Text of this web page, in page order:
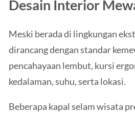
Desain Interior
Meski berada di lingkungan
dirancang dengan standar
pencahayaan lembut, kursi
kedalaman, suhu, serta lokasi.
Beberapa kapal selam wisata